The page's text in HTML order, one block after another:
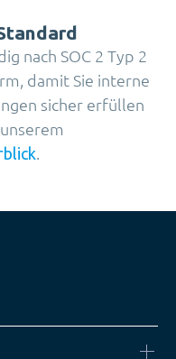
nach SOC 2 Typ 2
damit Sie interne
sicher erfüllen
.